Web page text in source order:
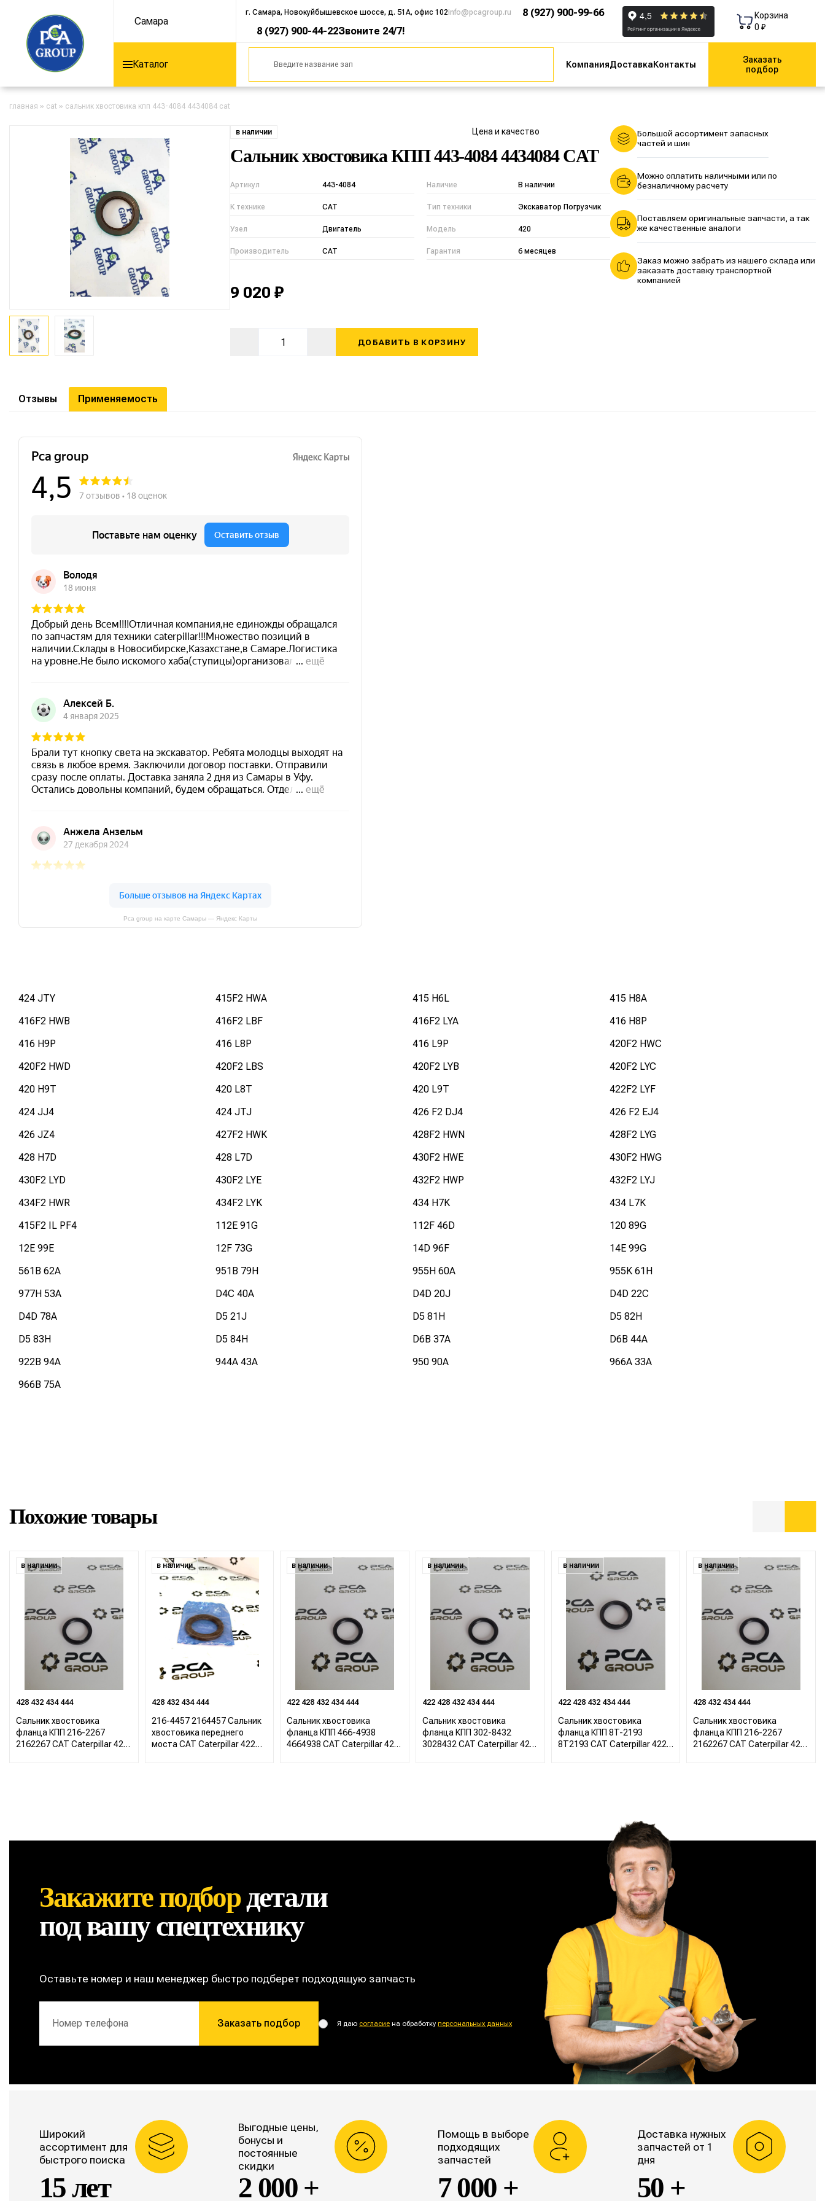
Самара
г. Самара, Новокуйбышевское шоссе, д. 51А, офис 102info@pcagroup.ru
8 (927) 900-99-66
8 (927) 900-44-22Звоните 24/7!
Корзина
0 ₽
Каталог КомпанияДоставкаКонтакты
Заказать
подбор
главная » cat » сальник хвостовика кпп 443-4084 4434084 cat
в наличии Цена и качество
Сальник хвостовика КПП 443-4084 4434084 CAT
Артикул 443-4084 Наличие В наличии
К технике CAT Тип техники Экскаватор Погрузчик
Узел Двигатель Модель 420
Производитель CAT Гарантия 6 месяцев
9 020 ₽
ДОБАВИТЬ В КОРЗИНУ
Большой ассортимент запасных
частей и шин
Можно оплатить наличными или по
безналичному расчету
Поставляем оригинальные запчасти, а так
же качественные аналоги
Заказ можно забрать из нашего склада или
заказать доставку транспортной
компанией
Отзывы Применяемость
Pca group на карте Самары — Яндекс Карты
424 JTY 415F2 HWA 415 H6L
415 H8A
416F2 HWB
416F2 LBF 416F2 LYA
416 H8P
416 H9P
416 L8P 416 L9P
420F2 HWC
420F2 HWD
420F2 LBS 420F2 LYB
420F2 LYC
420 H9T
420 L8T 420 L9T
422F2 LYF
424 JJ4
424 JTJ 426 F2 DJ4
426 F2 EJ4
426 JZ4
427F2 HWK 428F2 HWN
428F2 LYG
428 H7D
428 L7D 430F2 HWE
430F2 HWG
430F2 LYD
430F2 LYE 432F2 HWP
432F2 LYJ
434F2 HWR
434F2 LYK 434 H7K
434 L7K
415F2 IL PF4
112E 91G 112F 46D
120 89G
12E 99E
12F 73G 14D 96F
14E 99G
561B 62A
951B 79H 955H 60A
955K 61H
977H 53A
D4C 40A D4D 20J
D4D 22C
D4D 78A
D5 21J D5 81H
D5 82H
D5 83H
D5 84H D6B 37A
D6B 44A
922B 94A
944A 43A 950 90A
966A 33A
966B 75A
Похожие товары
в наличии
428 432 434 444
Сальник хвостовика
фланца КПП 216-2267
2162267 CAT Caterpillar 422
в наличии
428 432 434 444
216-4457 2164457 Сальник
хвостовика переднего
моста CAT Caterpillar 422
в наличии
422 428 432 434 444
Сальник хвостовика
фланца КПП 466-4938
4664938 CAT Caterpillar 422
в наличии
422 428 432 434 444
Сальник хвостовика
фланца КПП 302-8432
3028432 CAT Caterpillar 422
в наличии
422 428 432 434 444
Сальник хвостовика
фланца КПП 8T-2193
8T2193 CAT Caterpillar 422
в наличии
428 432 434 444
Сальник хвостовика
фланца КПП 216-2267
2162267 CAT Caterpillar 422
Закажите подбордетали
под вашу спецтехнику
Оставьте номер и наш менеджер быстро подберет подходящую запчасть
Заказать подбор Я даю согласие на обработкуперсональных данных
Широкий
ассортимент для
быстрого поиска
15 лет
Выгодные цены,
бонусы и
постоянные
скидки
2 000 +
Помощь в выборе
подходящих
запчастей
7 000 +
Доставка нужных
запчастей от 1
дня
50 +